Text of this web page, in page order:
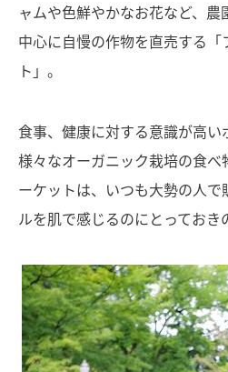
ャムや色鮮やかなお花など、
中心に自慢の作物を直売する「
ト」。
食事、健康に対する意識が高い
様々なオーガニック栽培の食
ーケットは、いつも大勢の人で
ルを肌で感じるのにとっておき